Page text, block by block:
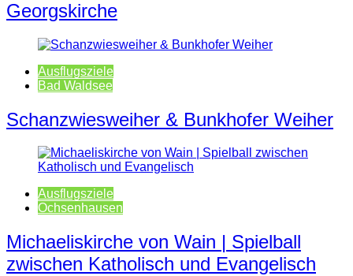
Georgskirche
Ausflugsziele
Bad Waldsee
Schanzwiesweiher & Bunkhofer Weiher
Ausflugsziele
Ochsenhausen
Michaeliskirche von Wain | Spielball
zwischen Katholisch und Evangelisch